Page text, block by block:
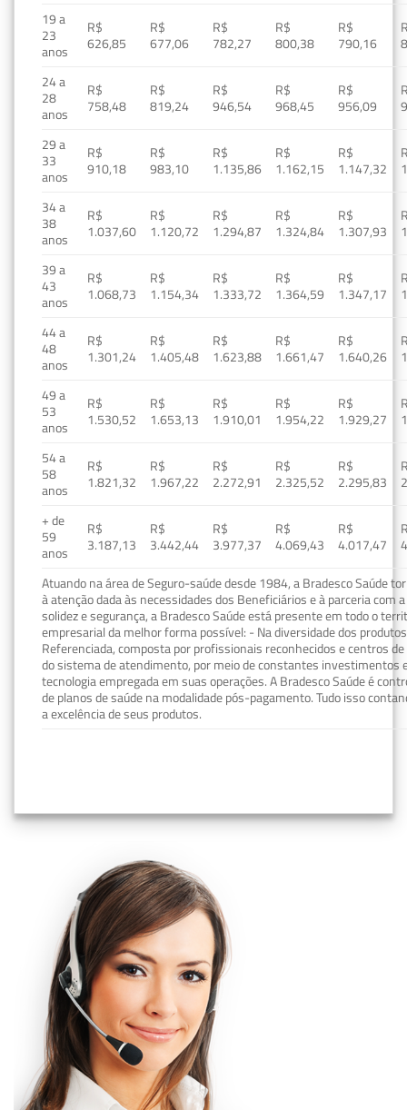
19 a
23
anos
R$
626,85
R$
677,06
R$
782,27
R$
800,38
R$
790,16
24 a
28
anos
R$
758,48
R$
819,24
R$
946,54
R$
968,45
R$
956,09
29 a
33
anos
R$
910,18
R$
983,10
R$
1.135,86
R$
1.162,15
R$
1.147,32
34 a
38
anos
R$
1.037,60
R$
1.120,72
R$
1.294,87
R$
1.324,84
R$
1.307,93
39 a
43
anos
R$
1.068,73
R$
1.154,34
R$
1.333,72
R$
1.364,59
R$
1.347,17
44 a
48
anos
R$
1.301,24
R$
1.405,48
R$
1.623,88
R$
1.661,47
R$
1.640,26
49 a
53
anos
R$
1.530,52
R$
1.653,13
R$
1.910,01
R$
1.954,22
R$
1.929,27
54 a
58
anos
R$
1.821,32
R$
1.967,22
R$
2.272,91
R$
2.325,52
R$
2.295,83
+ de
59
anos
R$
3.187,13
R$
3.442,44
R$
3.977,37
R$
4.069,43
R$
4.017,47
Atuando na área de Seguro-saúde desde 1984, a Bradesco Saúde
à atenção dada às necessidades dos Beneficiários e à parceria com
solidez e segurança, a Bradesco Saúde está presente em todo o
empresarial da melhor forma possível: - Na diversidade dos
Referenciada, composta por profissionais reconhecidos e centros
do sistema de atendimento, por meio de constantes investimentos
tecnologia empregada em suas operações. A Bradesco Saúde é
de planos de saúde na modalidade pós-pagamento. Tudo isso
a excelência de seus produtos.